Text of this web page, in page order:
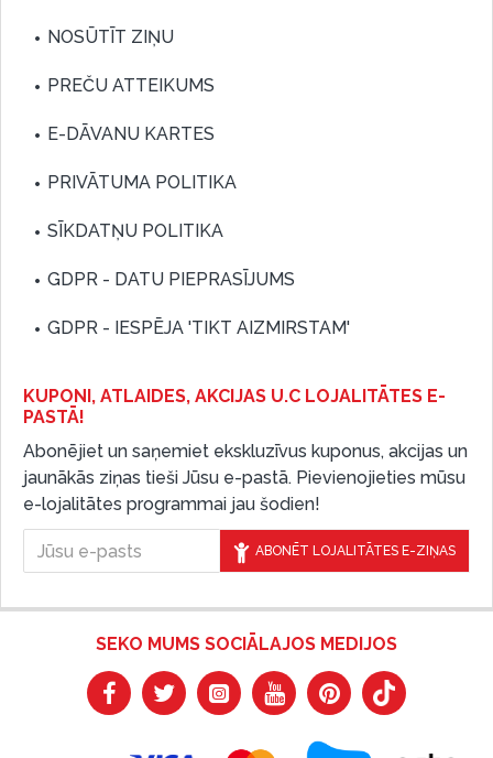
NOSŪTĪT ZIŅU
PREČU ATTEIKUMS
E-DĀVANU KARTES
PRIVĀTUMA POLITIKA
SĪKDATŅU POLITIKA
GDPR - DATU PIEPRASĪJUMS
GDPR - IESPĒJA 'TIKT AIZMIRSTAM'
KUPONI, ATLAIDES, AKCIJAS U.C LOJALITĀTES E-
PASTĀ!
Abonējiet un saņemiet ekskluzīvus kuponus, akcijas un
jaunākās ziņas tieši Jūsu e-pastā. Pievienojieties mūsu
e-lojalitātes programmai jau šodien!
ABONĒT LOJALITĀTES E-ZIŅAS
SEKO MUMS SOCIĀLAJOS MEDIJOS